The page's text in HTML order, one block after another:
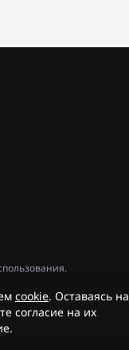
cookie. Оставаясь на
согласие на их